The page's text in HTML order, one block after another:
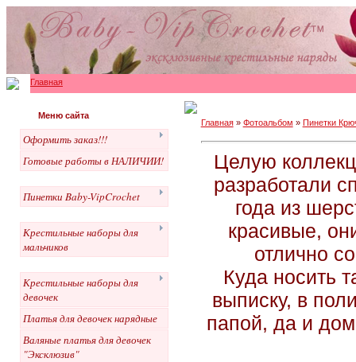
Главная
Меню сайта
Оформить заказ!!!
Готовые работы в НАЛИЧИИ!
Пинетки Baby-VipCrochet
Крестильные наборы для
мальчиков
Крестильные наборы для
девочек
Платья для девочек нарядные
Валяные платья для девочек
"Эксклюзив"
Главная» Фотоальбом » Пинетки
Целую
разработали
года из
красивые,
отлично
Куда носить
выписку, в
папой, да и